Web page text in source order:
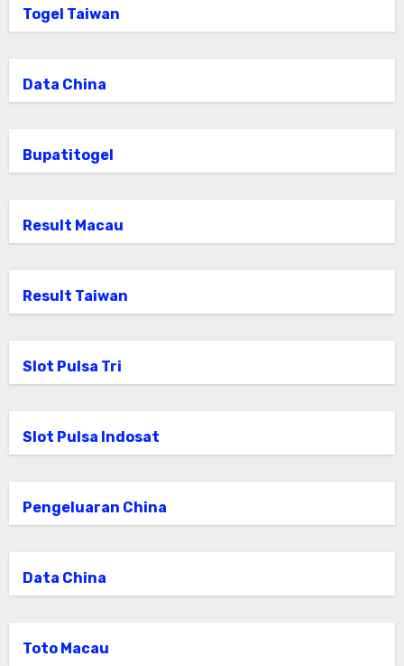
Togel Taiwan
Data China
Bupatitogel
Result Macau
Result Taiwan
Slot Pulsa Tri
Slot Pulsa Indosat
Pengeluaran China
Data China
Toto Macau